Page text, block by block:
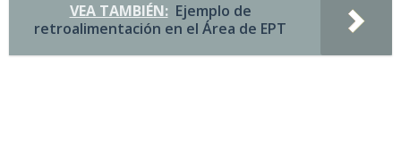
VEA TAMBIÉN: Ejemplo de
retroalimentación en el Área de EPT